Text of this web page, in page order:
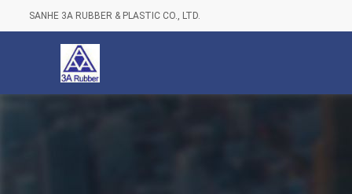
SANHE 3A RUBBER & PLASTIC CO., LTD.